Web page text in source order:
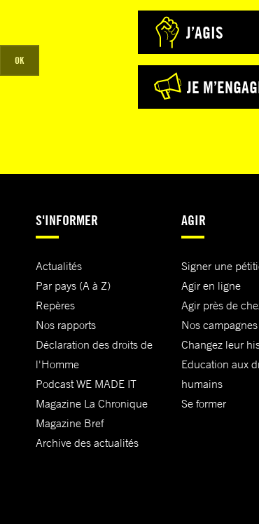
OK
J’AGIS
JE
S'INFORMER
Actualités
Par pays (A à Z)
Repères
Nos rapports
Déclaration des droits de
l'Homme
Podcast WE MADE IT
Magazine La Chronique
Magazine Bref
Archive des actualités
AGIR
Signer une
Agir en ligne
Agir près de
Nos campagnes
Changez leur
Education aux
humains
Se former